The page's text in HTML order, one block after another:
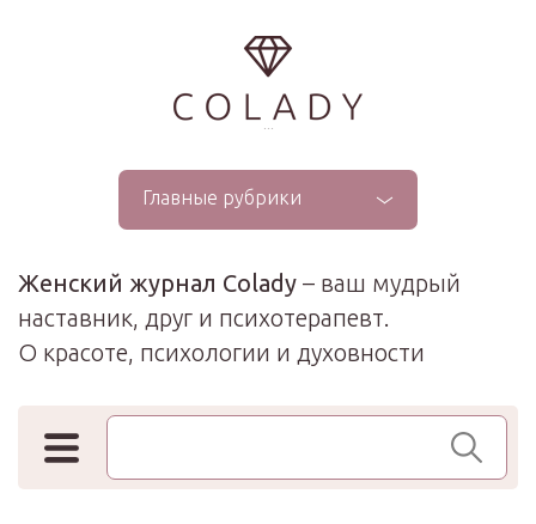
...
Главные рубрики
Женский журнал Colady – ваш мудрый
наставник, друг и психотерапевт.
О красоте, психологии и духовности
Поиск по сайту